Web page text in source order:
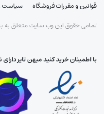
قوانین و مقررات فروشگاه
سیاست
تمامی حقوق این وب سایت متعلق به
با اطمینان خرید کنید میهن تایر